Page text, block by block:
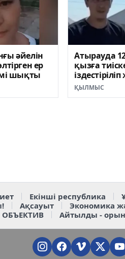
әйелін
ер
шықты
Атырауда
қызға
ҚЫЛМЫС
Екінші республика
Ақсауыт Экономика
ОБЪЕКТИВ
Айтылды -